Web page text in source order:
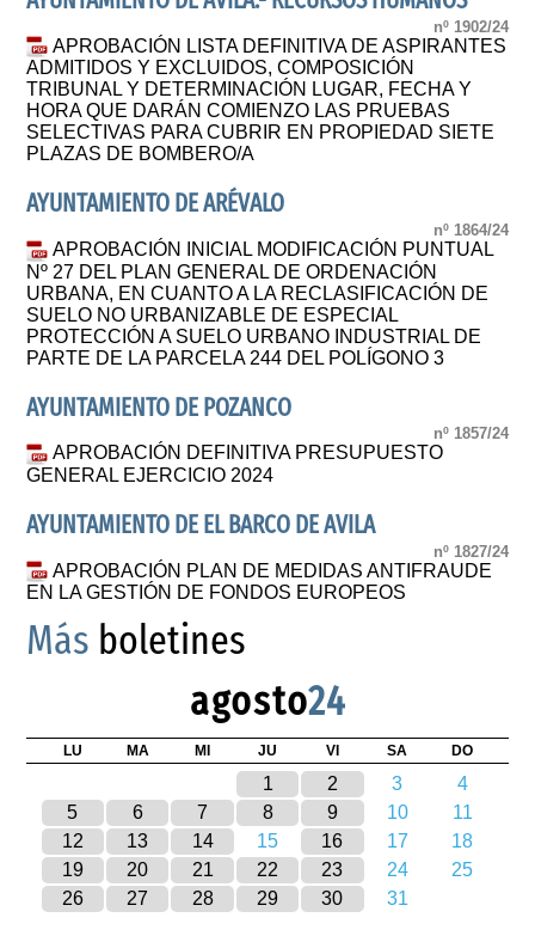
nº 1902/24
APROBACIÓN LISTA DEFINITIVA DE ASPIRANTES
ADMITIDOS Y EXCLUIDOS, COMPOSICIÓN
TRIBUNAL Y DETERMINACIÓN LUGAR, FECHA Y
HORA QUE DARÁN COMIENZO LAS PRUEBAS
SELECTIVAS PARA CUBRIR EN PROPIEDAD SIETE
PLAZAS DE BOMBERO/A
AYUNTAMIENTO DE ARÉVALO
nº 1864/24
APROBACIÓN INICIAL MODIFICACIÓN PUNTUAL
Nº 27 DEL PLAN GENERAL DE ORDENACIÓN
URBANA, EN CUANTO A LA RECLASIFICACIÓN DE
SUELO NO URBANIZABLE DE ESPECIAL
PROTECCIÓN A SUELO URBANO INDUSTRIAL DE
PARTE DE LA PARCELA 244 DEL POLÍGONO 3
AYUNTAMIENTO DE POZANCO
nº 1857/24
APROBACIÓN DEFINITIVA PRESUPUESTO
GENERAL EJERCICIO 2024
AYUNTAMIENTO DE EL BARCO DE AVILA
nº 1827/24
APROBACIÓN PLAN DE MEDIDAS ANTIFRAUDE
EN LA GESTIÓN DE FONDOS EUROPEOS
Más boletines
agosto24
LU MA MI JU VI SA DO
1 2 3
4
5
6 7 8 9 10
11
12
13 14 15 16 17
18
19
20 21 22 23 24
25
26
27 28 29 30 31